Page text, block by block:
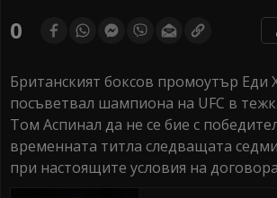
0
Британският боксов промоутър Еди
посъветвал шампиона на UFC в
Том Аспинал да не се бие с
временната титла следващата
при настоящите условия на